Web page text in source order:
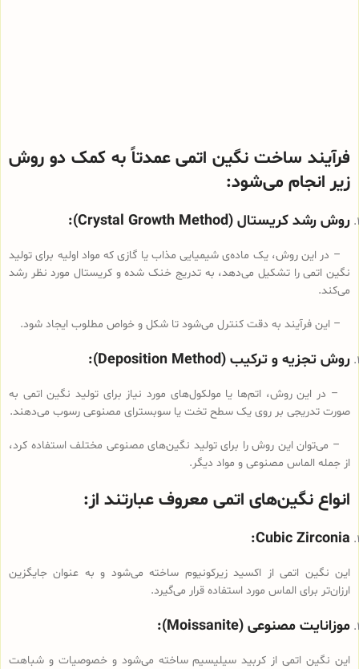
فرآیند ساخت نگین اتمی عمدتاً به کمک دو روش
زیر انجام می‌شود:
روش رشد کریستال (Crystal Growth Method):
– در این روش، یک ماده‌ی شیمیایی مذاب یا گازی که مواد اولیه برای تولید
نگین اتمی را تشکیل می‌دهد، به تدریج خنک شده و کریستال مورد نظر رشد
می‌کند.
– این فرآیند به دقت کنترل می‌شود تا شکل و خواص مطلوب ایجاد شود.
روش تجزیه و ترکیب (Deposition Method):
– در این روش، اتم‌ها یا مولکول‌های مورد نیاز برای تولید نگین اتمی به
صورت تدریجی بر روی یک سطح تخت یا سوبسترای مصنوعی رسوب می‌دهند.
– می‌توان این روش را برای تولید نگین‌های مصنوعی مختلف استفاده کرد،
از جمله الماس مصنوعی و مواد دیگر.
انواع نگین‌های اتمی معروف عبارتند از:
Cubic Zirconia:
این نگین اتمی از اکسید زیرکونیوم ساخته می‌شود و به عنوان جایگزین
ارزان‌تر برای الماس مورد استفاده قرار می‌گیرد.
موزانایت مصنوعی (Moissanite):
این نگین اتمی از کربید سیلیسیم ساخته می‌شود و خصوصیات و شباهت